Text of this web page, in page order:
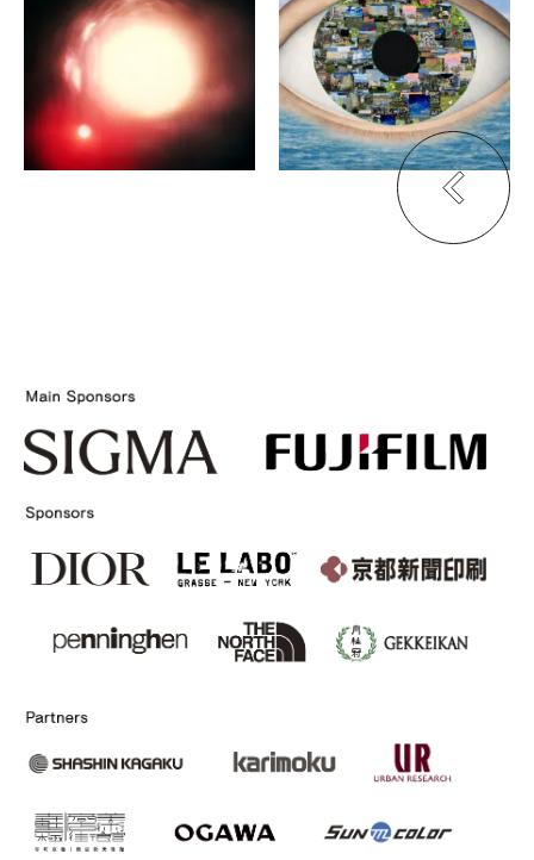
京都写真美術館ギャラリ
ー・ジャパネスク2F
サンゴの日100景：二百の
瞳が捉えた喜界島の1日